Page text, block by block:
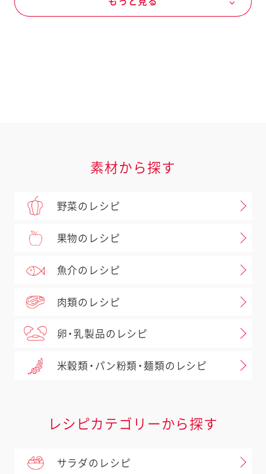
紫玉ねぎ
１０種ミックス（豆と穀物）
素材から探す
野菜のレシピ
果物のレシピ
魚介のレシピ
肉類のレシピ
卵・乳製品のレシピ
米穀類・パン粉類・麺類のレシピ
レシピカテゴリーから探す
サラダのレシピ